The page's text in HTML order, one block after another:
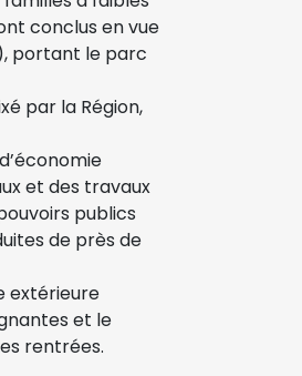
conclus en vue
portant le parc
par la Région,
et des travaux
publics
de près de
extérieure
et le
rentrées.